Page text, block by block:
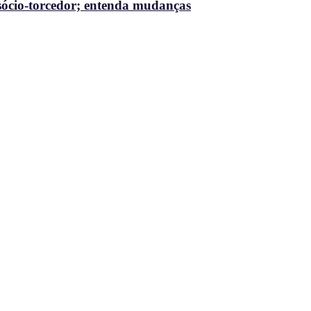
torcedor; entenda mudanças